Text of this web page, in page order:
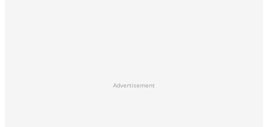
Advertisement